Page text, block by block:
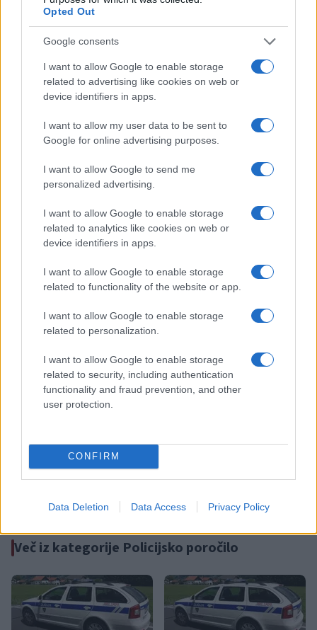
Opted Out
Google consents
I want to allow Google to enable storage
related to advertising like cookies on web or
device identifiers in apps.
I want to allow my user data to be sent to
Google for online advertising purposes.
I want to allow Google to send me
personalized advertising.
I want to allow Google to enable storage
related to analytics like cookies on web or
device identifiers in apps.
I want to allow Google to enable storage
related to functionality of the website or app.
I want to allow Google to enable storage
related to personalization.
I want to allow Google to enable storage
related to security, including authentication
functionality and fraud prevention, and other
user protection.
CONFIRM
Data Deletion Data Access Privacy Policy
krivda je izključena.
Na območju Vojnika so v soboto obravnavali poskus
vloma v stanovanjsko hišo. Storilec je lastniku s
poškodovanjem vhodnih vrat povzročil za okoli 2.000€.
VIR: PU Celje
Opozorilo:Po 297. členu Kazenskega zakonika je
sovraštva, nasilja ali nestrpnosti. Komentarji z žaljivimi,
rasističnimi, diskriminatornimi ali nezakonitimi vsebinami bodo
Failed to fetch
Kategorije: Policijsko poročilo
Ključne besede: javni red in mir
kriminaliteta
policija
prometna nesreča
Več iz kategorije Policijsko poročilo